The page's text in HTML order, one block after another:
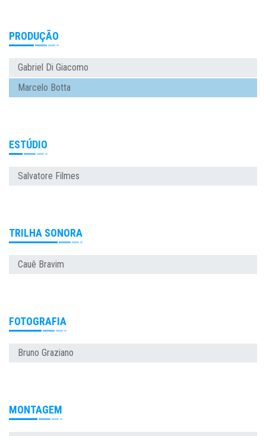
PRODUÇÃO
Gabriel Di Giacomo
Marcelo Botta
ESTÚDIO
Salvatore Filmes
TRILHA SONORA
Cauê Bravim
FOTOGRAFIA
Bruno Graziano
MONTAGEM